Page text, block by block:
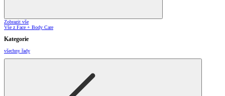
Zobrazit vše
Vše z Face + Body Care
Kategorie
všechny řady